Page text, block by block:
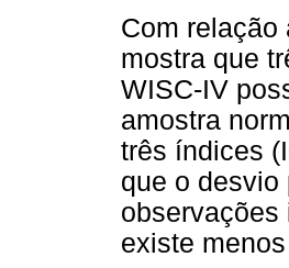
Com
mostra que
WISC-IV
amostra
três índices
que o desvio
observações
existe